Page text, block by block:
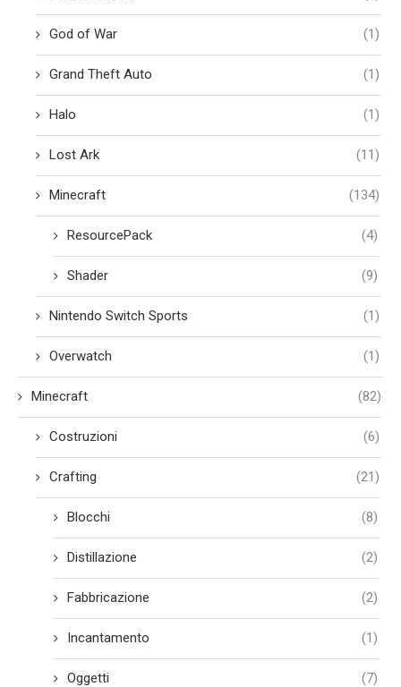
God of War (1)
Grand Theft Auto (1)
Halo (1)
Lost Ark (11)
Minecraft (134)
ResourcePack (4)
Shader (9)
Nintendo Switch Sports (1)
Overwatch (1)
Minecraft (82)
Costruzioni (6)
Crafting (21)
Blocchi (8)
Distillazione (2)
Fabbricazione (2)
Incantamento (1)
Oggetti (7)